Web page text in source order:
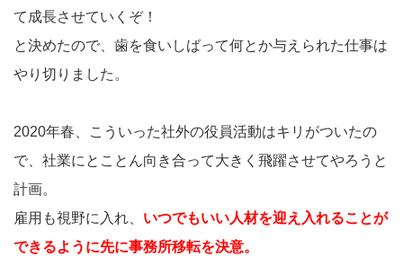
て成長させていくぞ！
と決めたので、歯を食いしばって何とか与えられた仕事は
やり切りました。
2020年春、こういった社外の役員活動はキリがついたの
で、社業にとことん向き合って大きく飛躍させてやろうと
計画。
雇用も視野に入れ、 いつでもいい人材を迎え入れることが
できるように先に事務所移転を決意。